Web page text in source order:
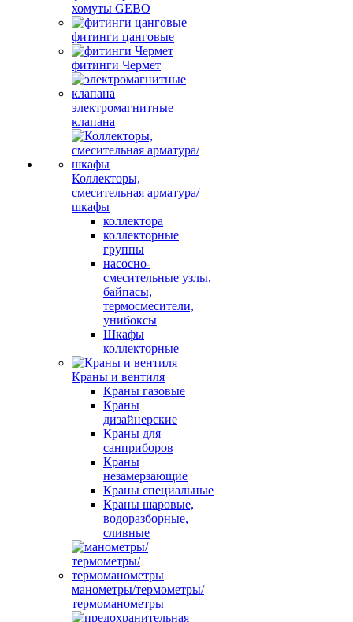
хомуты GEBO
фитинги цанговые
фитинги Чермет
электромагнитные
клапана
Коллекторы,
смесительная арматура/
шкафы
коллектора
коллекторные
группы
насосно-
смесительные узлы,
байпасы,
термосмесители,
унибоксы
Шкафы
коллекторные
Краны и вентиля
Краны газовые
Краны
дизайнерские
Краны для
санприборов
Краны
незамерзающие
Краны специальные
Краны шаровые,
водоразборные,
сливные
манометры/термометры/
термоманометры